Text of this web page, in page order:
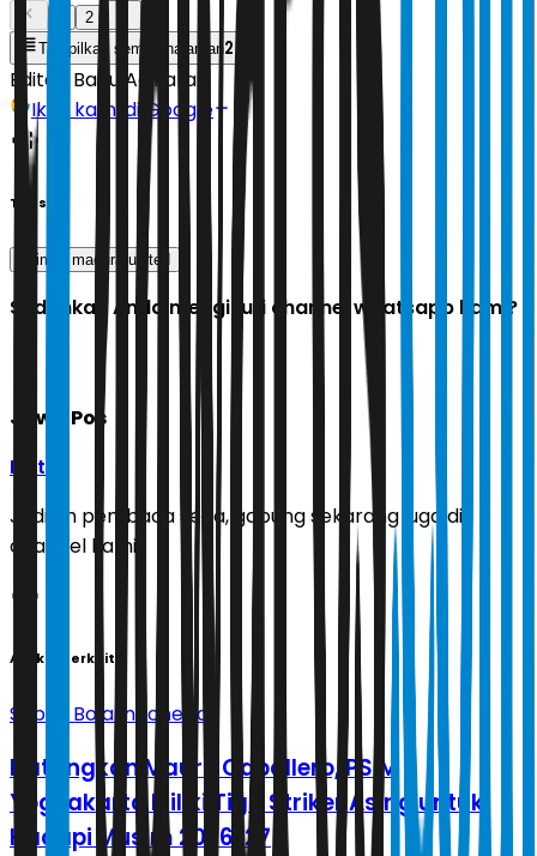
2
Tampilkan semua halaman2
Editor: Banu Adikara
Ikuti kami di Google
Tags
psim madura united
Sudahkah Anda mengikuti channel whatsapp kami?
Jawa Pos
Ikuti
Jadilah pembaca setia, gabung sekarang juga di
channel kami!
Artikel Terkait
Sepak Bola Indonesia
Datangkan Mauro Caballero, PSIM
Yogyakarta Miliki Tiga Striker Asing untuk
Hadapi Musim 2026/27